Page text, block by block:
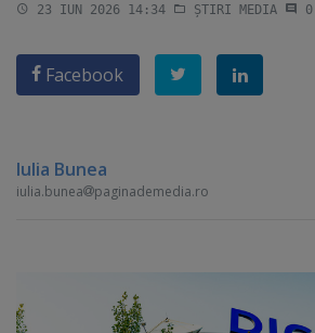
23 IUN 2026 14:34 ȘTIRI MEDIA 0
Facebook
Iulia Bunea
iulia.bunea paginademedia.ro